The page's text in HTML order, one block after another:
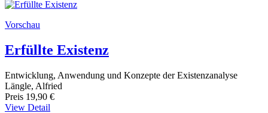
Vorschau
Erfüllte Existenz
Entwicklung, Anwendung und Konzepte der Existenzanalyse
Längle, Alfried
Preis 19,90 €
View Detail